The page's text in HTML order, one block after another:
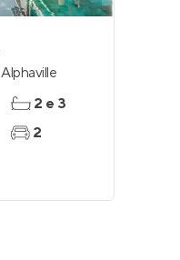
Alphaville
2 e 3
2